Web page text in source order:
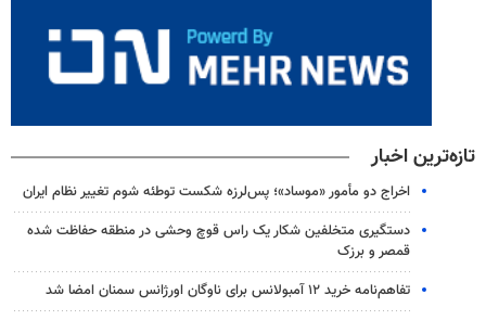
تازه‌ترین اخبار
اخراج دو مأمور «موساد»؛ پس‌لرزه شکست توطئه شوم تغییر نظام ایران
دستگیری متخلفین شکار یک راس قوچ وحشی در منطقه حفاظت شده
قمصر و برزک
تفاهم‌نامه خرید ۱۲ آمبولانس برای ناوگان اورژانس سمنان امضا شد